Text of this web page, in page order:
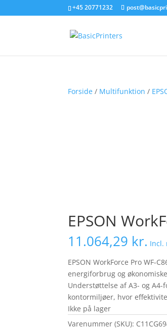
+45 20771232
Forside / Multifunktion /
EPSON
11.064,29 kr. Incl.
EPSON WorkForce Pro
energiforbrug og
Understøttelse af A3- og
kontormiljøer, hvor
Ikke på lager
Varenummer (SKU):